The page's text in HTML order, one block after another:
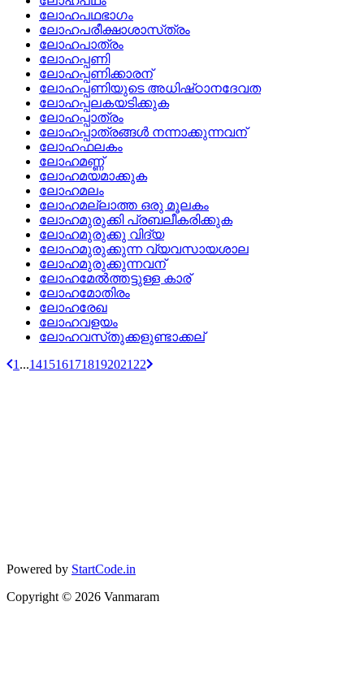
ലോഹപഥഭാഗം
ലോഹപരീക്ഷാശാസ്‌ത്രം
ലോഹപാത്രം
ലോഹപ്പണി
ലോഹപ്പണിക്കാരന്
ലോഹപ്പണിയുടെ അധിഷ്‌ഠാനദേവത
ലോഹപ്പലകയടിക്കുക
ലോഹപ്പാത്രം
ലോഹപ്പാത്രങ്ങള്‍ നന്നാക്കുന്നവന്
ലോഹഫലകം
ലോഹമണ്ണ്
ലോഹമയമാക്കുക
ലോഹമലം
ലോഹമല്ലാത്ത ഒരു മൂലകം
ലോഹമുരുക്കി പ്രബലീകരിക്കുക
ലോഹമുരുക്കു വിദ്യ
ലോഹമുരുക്കുന്ന വ്യവസായശാല
ലോഹമുരുക്കുന്നവന്
ലോഹമേല്‍ത്തട്ടുള്ള കാര്
ലോഹമോതിരം
ലോഹരേഖ
ലോഹവളയം
ലോഹവസ്‌തുക്കളുണ്ടാക്കല്
1 ...1415161718192021 22
Powered by StartCode.in
Copyright © 2026 Vanmaram